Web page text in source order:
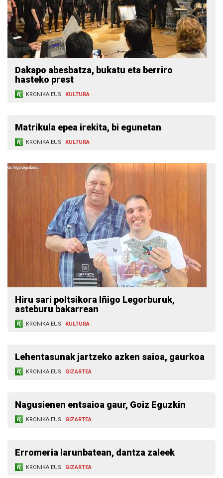
Dakapo abesbatza, bukatu eta berriro
hasteko prest
KRONIKA.EUS KULTURA
Matrikula epea irekita, bi egunetan
KRONIKA.EUS KULTURA
Hiru sari poltsikora Iñigo Legorburuk,
asteburu bakarrean
KRONIKA.EUS KULTURA
Lehentasunak jartzeko azken saioa, gaurkoa
KRONIKA.EUS GIZARTEA
Nagusienen entsaioa gaur, Goiz Eguzkin
KRONIKA.EUS GIZARTEA
Erromeria larunbatean, dantza zaleek
KRONIKA.EUS GIZARTEA